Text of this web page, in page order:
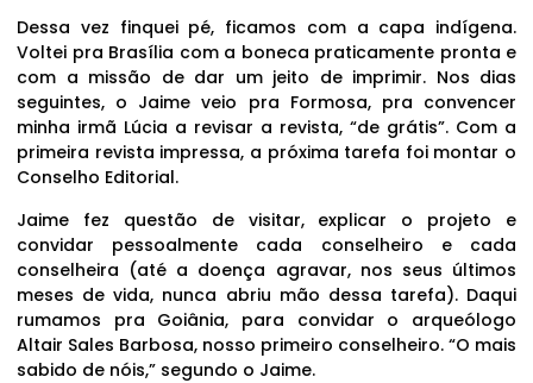
Dessa vez finquei pé, ficamos com a capa indígena.
Voltei pra Brasília com a boneca praticamente pronta e
com a missão de dar um jeito de imprimir. Nos dias
seguintes, o Jaime veio pra Formosa, pra convencer
minha irmã Lúcia a revisar a revista, “de grátis”. Com a
primeira revista impressa, a próxima tarefa foi montar o
Conselho Editorial.
Jaime fez questão de visitar, explicar o projeto e
convidar pessoalmente cada conselheiro e cada
conselheira (até a doença agravar, nos seus últimos
meses de vida, nunca abriu mão dessa tarefa). Daqui
rumamos pra Goiânia, para convidar o arqueólogo
Altair Sales Barbosa, nosso primeiro conselheiro. “O mais
sabido de nóis,” segundo o Jaime.